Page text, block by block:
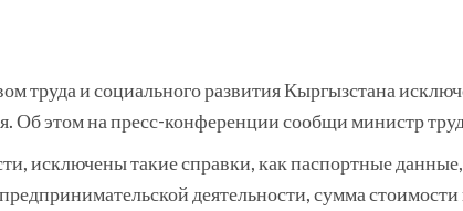
труда и социального развития Кыргызстана
Об этом на пресс-конференции сообщи министр
исключены такие справки, как паспортные
деятельности, сумма